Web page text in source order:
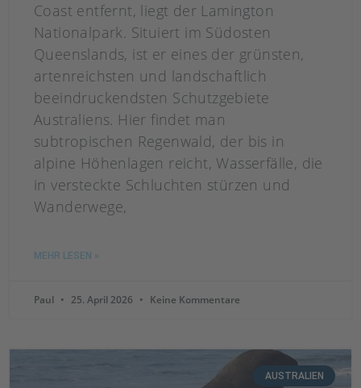
Coast entfernt, liegt der Lamington
Nationalpark. Situiert im Südosten
Queenslands, ist er eines der grünsten,
artenreichsten und landschaftlich
beeindruckendsten Schutzgebiete
Australiens. Hier findet man
subtropischen Regenwald, der bis in
alpine Höhenlagen reicht, Wasserfälle, die
in versteckte Schluchten stürzen und
Wanderwege,
MEHR LESEN »
Paul 25. April 2026 Keine Kommentare
AUSTRALIEN